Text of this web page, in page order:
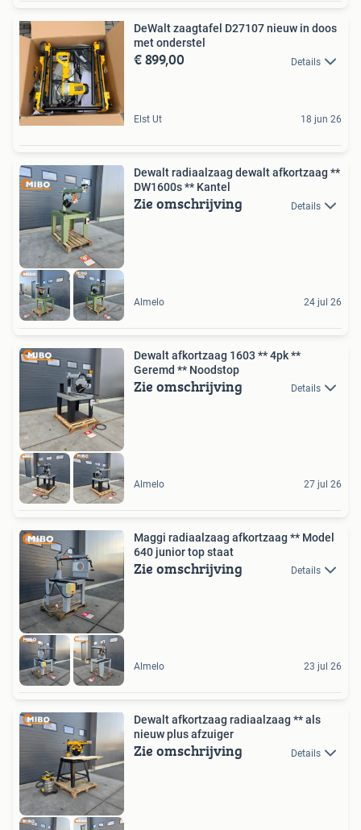
DeWalt zaagtafel D27107 nieuw in doos
met onderstel
€ 899,00 Details
Elst Ut 18 jun 26
Dewalt radiaalzaag dewalt afkortzaag **
DW1600s ** Kantel
Zie omschrijving Details
Almelo 24 jul 26
Dewalt afkortzaag 1603 ** 4pk **
Geremd ** Noodstop
Zie omschrijving Details
Almelo 27 jul 26
Maggi radiaalzaag afkortzaag ** Model
640 junior top staat
Zie omschrijving Details
Almelo 23 jul 26
Dewalt afkortzaag radiaalzaag ** als
nieuw plus afzuiger
Zie omschrijving Details